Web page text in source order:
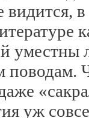
видится,
уместны
поводам.
уж